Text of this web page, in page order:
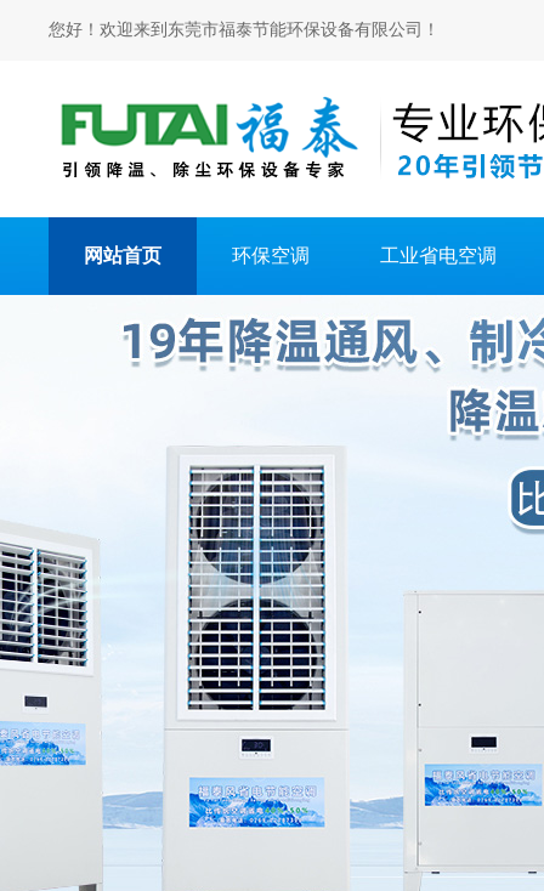
您好！欢迎来到东莞市福泰节能环保设备有限公司！
网站首页 环保空调 工业省电空调